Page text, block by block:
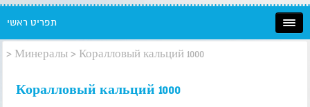
תפריט ראשי
> Минералы > Коралловый кальций 1000
Коралловый кальций 1000